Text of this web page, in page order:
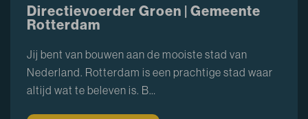
Directievoerder Groen | Gemeente
Rotterdam
Jij bent van bouwen aan de mooiste stad van
Nederland. Rotterdam is een prachtige stad waar
altijd wat te beleven is. B…